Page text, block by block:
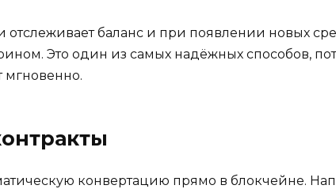
баланс и при появлении новых
Это один из самых надёжных способов,
мгновенно.
конвертацию прямо в блокчейне.